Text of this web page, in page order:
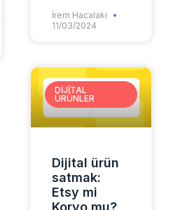
İrem Hacalaki
11/03/2024
DIJITAL
ÜRÜNLER
Dijital ürün
satmak:
Etsy mi
Korvo mu?